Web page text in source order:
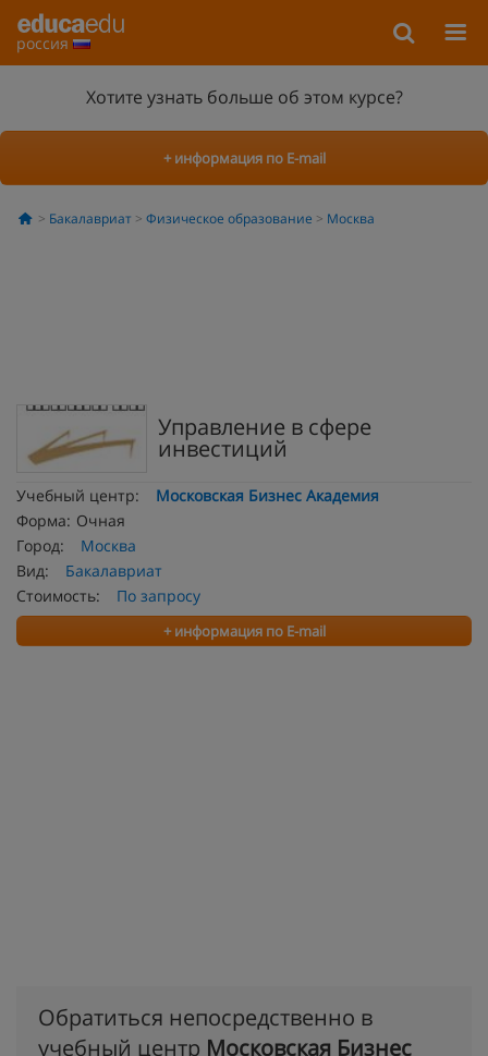
россия
Хотите узнать больше об этом курсе?
+ информация по E-mail
Бакалавриат Физическое образование Москва
Управление в сфере
инвестиций
Учебный центр:
Московская Бизнес Академия
Форма: Очная
Город:
Москва
Вид:
Бакалавриат
Стоимость:
По запросу
+ информация по E-mail
Обратиться непосредственно в
учебный центр Московская Бизнес